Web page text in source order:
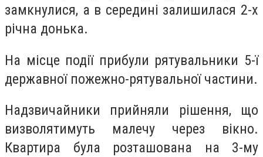
замкнулися, а в середині залишилася 2-х
річна донька.
На місце події прибули рятувальники 5-ї
державної пожежно-рятувальної частини.
Надзвичайники прийняли рішення, що
визволятимуть малечу через вікно.
Квартира була розташована на 3-му